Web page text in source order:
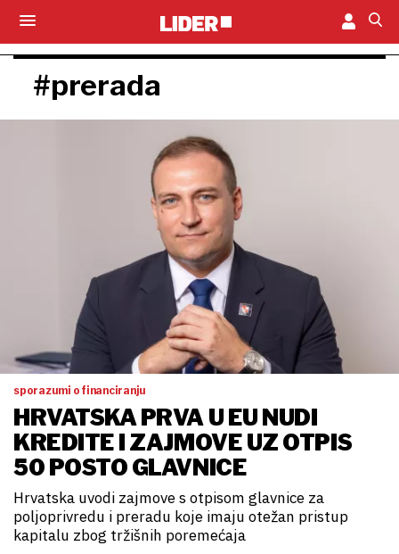
#prerada
sporazumi o financiranju
HRVATSKA PRVA U EU NUDI
KREDITE I ZAJMOVE UZ OTPIS
50 POSTO GLAVNICE
Hrvatska uvodi zajmove s otpisom glavnice za
poljoprivredu i preradu koje imaju otežan pristup
kapitalu zbog tržišnih poremećaja